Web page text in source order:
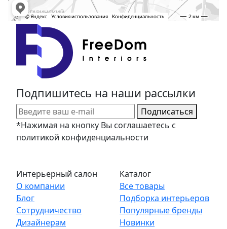
Интерьерный салон
О компании
Блог
Сотрудничество
Дизайнерам
Каталог
Все товары
Подборка интерьеров
Популярные бренды
Новинки
Подпишитесь на наши рассылки
Подписаться
*Нажимая на кнопку Вы соглашаетесь с
политикой конфиденциальности